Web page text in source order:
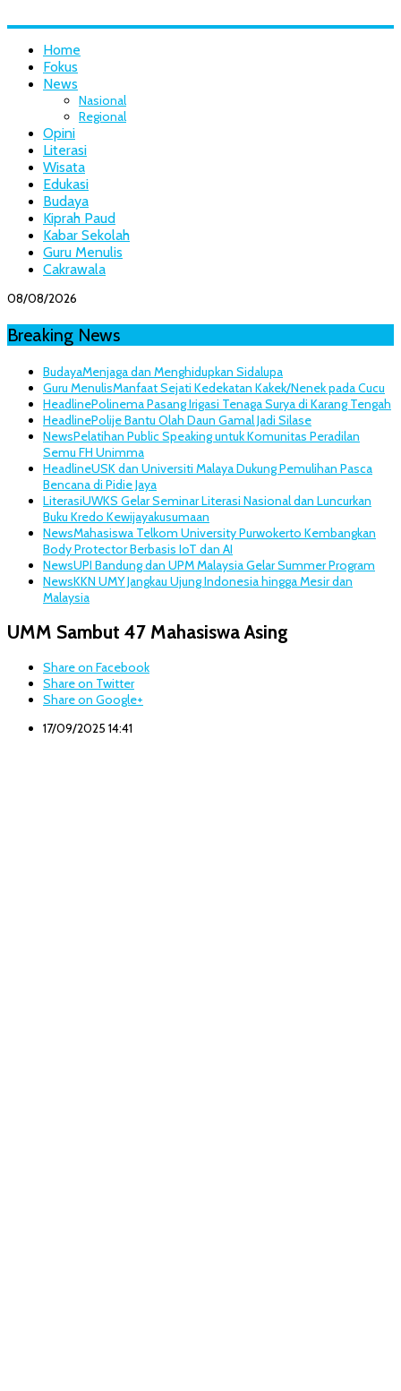
Home
Fokus
News
Nasional
Regional
Opini
Literasi
Wisata
Edukasi
Budaya
Kiprah Paud
Kabar Sekolah
Guru Menulis
Cakrawala
08/08/2026
Breaking News
BudayaMenjaga dan Menghidupkan Sidalupa
Guru MenulisManfaat Sejati Kedekatan Kakek/Nenek pada Cucu
HeadlinePolinema Pasang Irigasi Tenaga Surya di Karang Tengah
HeadlinePolije Bantu Olah Daun Gamal Jadi Silase
NewsPelatihan Public Speaking untuk Komunitas Peradilan
Semu FH Unimma
HeadlineUSK dan Universiti Malaya Dukung Pemulihan Pasca
Bencana di Pidie Jaya
LiterasiUWKS Gelar Seminar Literasi Nasional dan Luncurkan
Buku Kredo Kewijayakusumaan
NewsMahasiswa Telkom University Purwokerto Kembangkan
Body Protector Berbasis IoT dan AI
NewsUPI Bandung dan UPM Malaysia Gelar Summer Program
NewsKKN UMY Jangkau Ujung Indonesia hingga Mesir dan
Malaysia
UMM Sambut 47 Mahasiswa Asing
Share on Facebook
Share on Twitter
Share on Google+
17/09/2025 14:41